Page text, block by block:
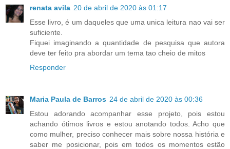
renata avila 20 de abril de 2020 às 01:17
Esse livro, é um daqueles que uma unica leitura nao vai ser
suficiente.
Fiquei imaginando a quantidade de pesquisa que autora
deve ter feito pra abordar um tema tao cheio de mitos
Responder
Maria Paula de Barros 24 de abril de 2020 às 00:36
Estou adorando acompanhar esse projeto, pois estou
achando ótimos livros e estou anotando todos. Acho que
como mulher, preciso conhecer mais sobre nossa história e
saber me posicionar, pois em todos os momentos estão